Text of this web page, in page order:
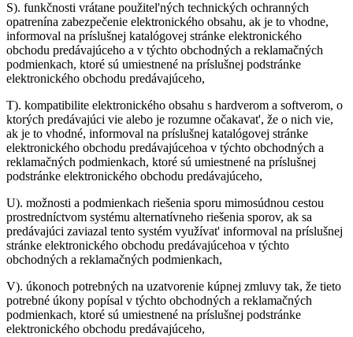
S). funkčnosti vrátane použitel'ných technických ochranných
opatrenína zabezpečenie elektronického obsahu, ak je to vhodne,
informoval na príslušnej katalógovej stránke elektronického
obchodu predávajúceho a v týchto obchodných a reklamačných
podmienkach, ktoré sú umiestnené na príslušnej podstránke
elektronického obchodu predávajúceho,
T). kompatibilite elektronického obsahu s hardverom a softverom, o
ktorých predávajúci vie alebo je rozumne očakavat', že o nich vie,
ak je to vhodné, informoval na príslušnej katalógovej stránke
elektronického obchodu predávajúcehoa v týchto obchodných a
reklamačných podmienkach, ktoré sú umiestnené na príslušnej
podstránke elektronického obchodu predávajúceho,
U). možnosti a podmienkach riešenia sporu mimosúdnou cestou
prostredníctvom systému alternatívneho riešenia sporov, ak sa
predávajúci zaviazal tento systém využívat' informoval na príslušnej
stránke elektronického obchodu predávajúcehoa v týchto
obchodných a reklamačných podmienkach,
V). úkonoch potrebných na uzatvorenie kúpnej zmluvy tak, že tieto
potrebné úkony popísal v týchto obchodných a reklamačných
podmienkach, ktoré sú umiestnené na príslušnej podstránke
elektronického obchodu predávajúceho,